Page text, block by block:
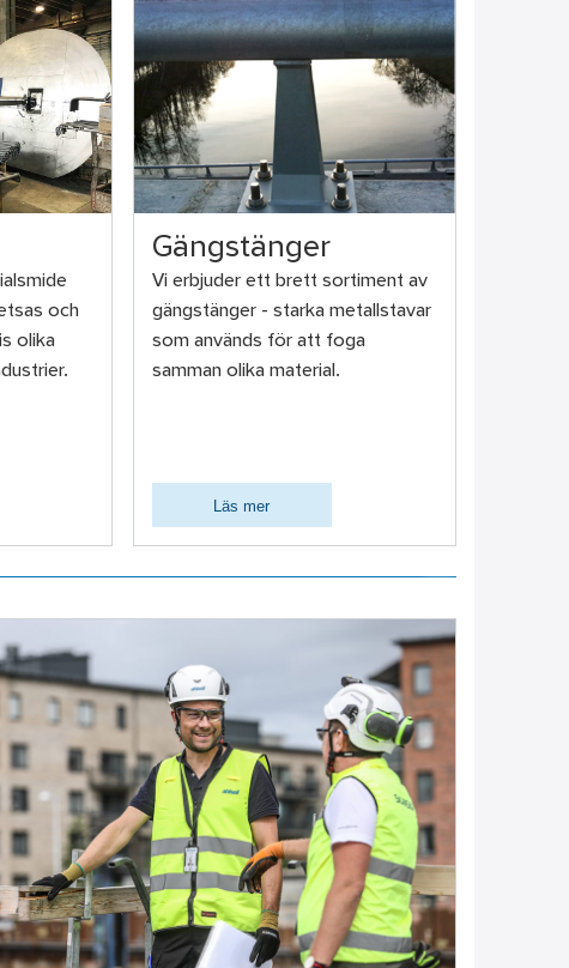
och
olika
Gängstänger
Vi erbjuder ett brett sortiment av
gängstänger - starka metallstavar
som används för att foga
samman olika material.
Läs mer